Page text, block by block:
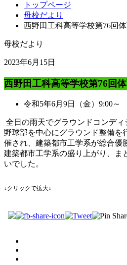
トップページ
母校だより
西野田工科高等学校第76回
母校だより
2023年6月15日
西野田工科高等学校第76回
令和5年6月9日（金）9:00～
全日の雨天でグラウンドコンデ
野球部を中心にグラウンド整備を
催され、建築都市工学系が総合優
建築都市工学系の盛り上がり、ま
いでした。
↓クリックで拡大↓